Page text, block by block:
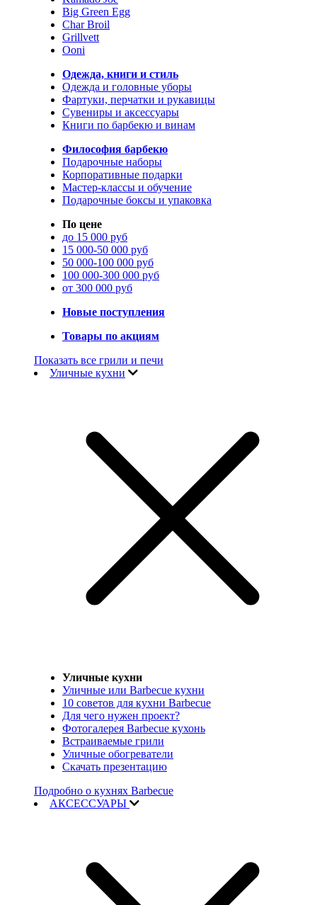
Big Green Egg
Char Broil
Grillvett
Ooni
Одежда, книги и стиль
Одежда и головные уборы
Фартуки, перчатки и рукавицы
Сувениры и аксессуары
Книги по барбекю и винам
Философия барбекю
Подарочные наборы
Корпоративные подарки
Мастер-классы и обучение
Подарочные боксы и упаковка
По цене
до 15 000 руб
15 000-50 000 руб
50 000-100 000 руб
100 000-300 000 руб
от 300 000 руб
Новые поступления
Товары по акциям
Показать все грили и печи
Уличные кухни
Уличные кухни
Уличные или Barbecue кухни
10 советов для кухни Barbecue
Для чего нужен проект?
Фотогалерея Barbecue кухонь
Встраиваемые грили
Уличные обогреватели
Скачать презентацию
Подробно о кухнях Barbecue
АКСЕССУАРЫ